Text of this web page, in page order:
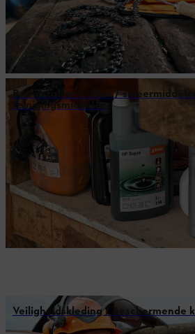
Brandstoffen / oliën /
reinigingsmiddelen
Veiligheidskleding / beschermende